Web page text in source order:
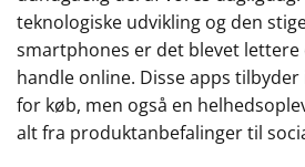
teknologiske udvikling og den
smartphones er det blevet lettere
handle online. Disse apps
for køb, men også en
alt fra produktanbefalinger til